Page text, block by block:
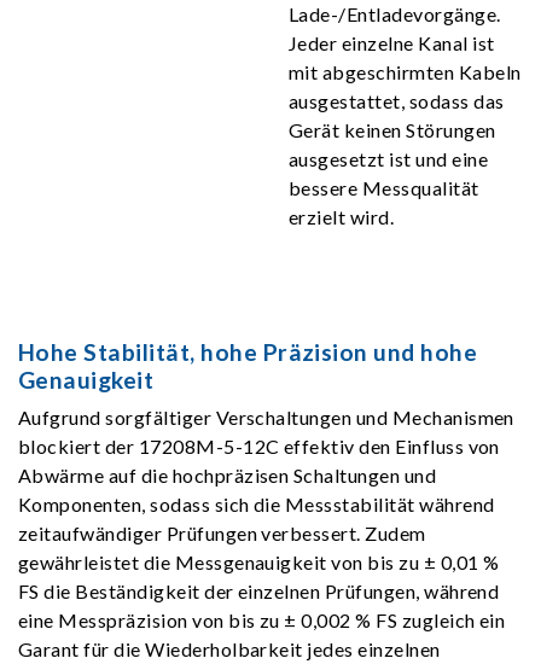
Lade-/Entladevorgänge.
Jeder einzelne Kanal ist
mit abgeschirmten Kabeln
ausgestattet, sodass das
Gerät keinen Störungen
ausgesetzt ist und eine
bessere Messqualität
erzielt wird.
Hohe Stabilität, hohe Präzision und hohe
Genauigkeit
Aufgrund sorgfältiger Verschaltungen und Mechanismen
blockiert der 17208M-5-12C effektiv den Einfluss von
Abwärme auf die hochpräzisen Schaltungen und
Komponenten, sodass sich die Messstabilität während
zeitaufwändiger Prüfungen verbessert. Zudem
gewährleistet die Messgenauigkeit von bis zu ± 0,01 %
FS die Beständigkeit der einzelnen Prüfungen, während
eine Messpräzision von bis zu ± 0,002 % FS zugleich ein
Garant für die Wiederholbarkeit jedes einzelnen